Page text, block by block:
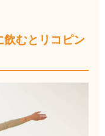
飲むとリコピン